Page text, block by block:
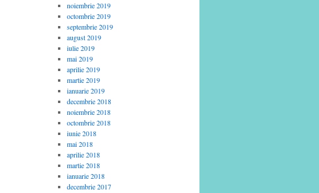
noiembrie 2019
octombrie 2019
septembrie 2019
august 2019
iulie 2019
mai 2019
aprilie 2019
martie 2019
ianuarie 2019
decembrie 2018
noiembrie 2018
octombrie 2018
iunie 2018
mai 2018
aprilie 2018
martie 2018
ianuarie 2018
decembrie 2017